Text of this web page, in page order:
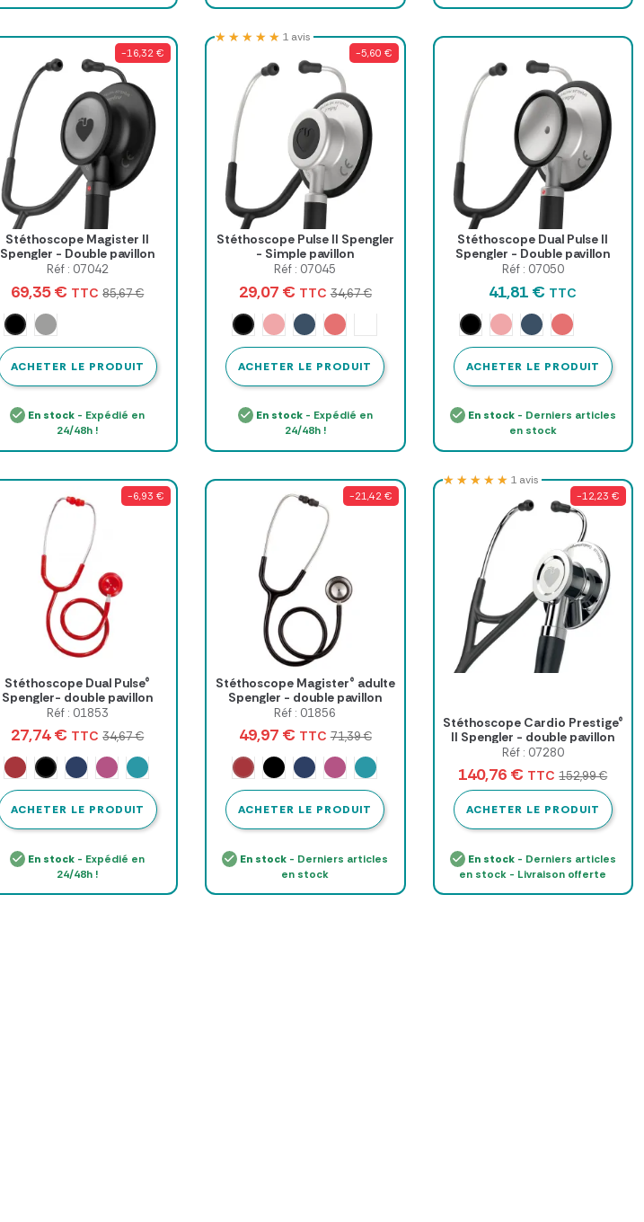
-16,32 €
Stéthoscope Magister II
Spengler - Double pavillon
Réf : 07042
69,35 € TTC 85,67 €
Noir Argent
ACHETER LE PRODUIT
En stock - Expédié en
24/48h !
-5,60 €
Stéthoscope Pulse II Spengler
- Simple pavillon
Réf : 07045
★★★★★
★★★★★ 1 avis
29,07 € TTC 34,67 €
Noir Rose MyrtilleCorail
ACHETER LE PRODUIT
En stock- Expédié en
24/48h !
Stéthoscope Dual Pulse II
Spengler - Double pavillon
Réf : 07050
41,81 € TTC
Noir Rose MyrtilleCorail
ACHETER LE PRODUIT
En stock- Derniers articles
en stock
-6,93 €
Stéthoscope Dual Pulse®
Spengler- double pavillon
Réf : 01853
27,74 € TTC 34,67 €
RougeNoir Bleu marineRose bougainvillier
Vert lagon Bleu azur
ACHETER LE PRODUIT
En stock - Expédié en
24/48h !
-21,42 €
Stéthoscope Magister® adulte
Spengler - double pavillon
Réf : 01856
49,97 € TTC 71,39 €
RougeNoir Bleu marineRose bougainvillier
Vert lagon
ACHETER LE PRODUIT
En stock - Derniers articles
en stock
-12,23 €
Stéthoscope Cardio Prestige®
II Spengler - double pavillon
Réf : 07280
★★★★★
★★★★★ 1 avis
140,76 € TTC 152,99 €
ACHETER LE PRODUIT
En stock- Derniers articles
en stock - Livraison offerte